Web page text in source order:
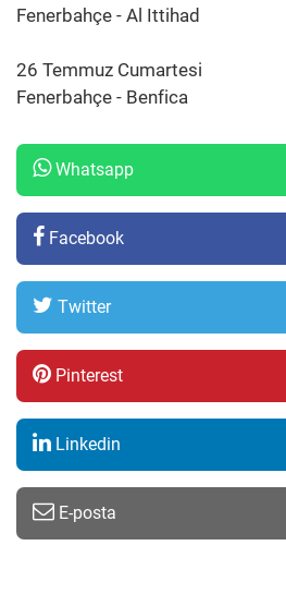
Fenerbahçe - Al Ittihad
26 Temmuz Cumartesi
Fenerbahçe - Benfica
Whatsapp
Facebook
Twitter
Pinterest
Linkedin
E-posta